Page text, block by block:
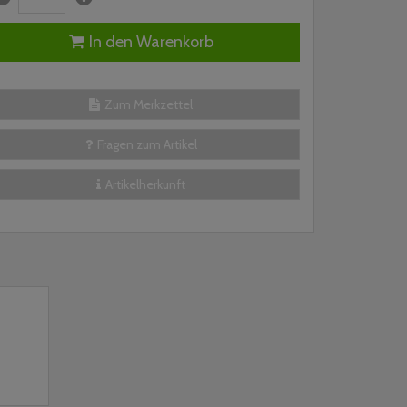
In den Warenkorb
Zum Merkzettel
Fragen zum Artikel
Artikelherkunft